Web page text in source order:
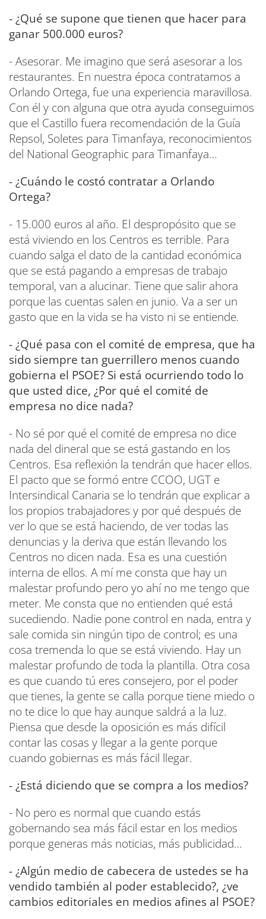
- ¿Qué se supone que tienen que hacer para
ganar 500.000 euros?
- Asesorar. Me imagino que será asesorar a los
restaurantes. En nuestra época contratamos a
Orlando Ortega, fue una experiencia maravillosa.
Con él y con alguna que otra ayuda conseguimos
que el Castillo fuera recomendación de la Guía
Repsol, Soletes para Timanfaya, reconocimientos
del National Geographic para Timanfaya…
- ¿Cuándo le costó contratar a Orlando
Ortega?
- 15.000 euros al año. El despropósito que se
está viviendo en los Centros es terrible. Para
cuando salga el dato de la cantidad económica
que se está pagando a empresas de trabajo
temporal, van a alucinar. Tiene que salir ahora
porque las cuentas salen en junio. Va a ser un
gasto que en la vida se ha visto ni se entiende.
- ¿Qué pasa con el comité de empresa, que ha
sido siempre tan guerrillero menos cuando
gobierna el PSOE? Si está ocurriendo todo lo
que usted dice, ¿Por qué el comité de
empresa no dice nada?
- No sé por qué el comité de empresa no dice
nada del dineral que se está gastando en los
Centros. Esa reflexión la tendrán que hacer ellos.
El pacto que se formó entre CCOO, UGT e
Intersindical Canaria se lo tendrán que explicar a
los propios trabajadores y por qué después de
ver lo que se está haciendo, de ver todas las
denuncias y la deriva que están llevando los
Centros no dicen nada. Esa es una cuestión
interna de ellos. A mí me consta que hay un
malestar profundo pero yo ahí no me tengo que
meter. Me consta que no entienden qué está
sucediendo. Nadie pone control en nada, entra y
sale comida sin ningún tipo de control; es una
cosa tremenda lo que se está viviendo. Hay un
malestar profundo de toda la plantilla. Otra cosa
es que cuando tú eres consejero, por el poder
que tienes, la gente se calla porque tiene miedo o
no te dice lo que hay aunque saldrá a la luz.
Piensa que desde la oposición es más difícil
contar las cosas y llegar a la gente porque
cuando gobiernas es más fácil llegar.
- ¿Está diciendo que se compra a los medios?
- No pero es normal que cuando estás
gobernando sea más fácil estar en los medios
porque generas más noticias, más publicidad…
- ¿Algún medio de cabecera de ustedes se ha
vendido también al poder establecido?, ¿ve
cambios editoriales en medios afines al PSOE?